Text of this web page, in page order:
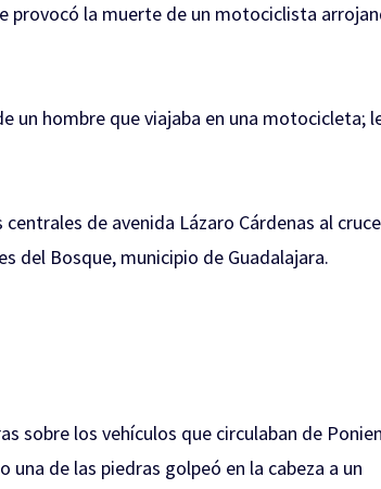
provocó la muerte de un motociclista
un hombre que viajaba en una motocicleta;
de avenida Lázaro Cárdenas al
del Bosque, municipio de Guadalajara.
sobre los vehículos que circulaban de
de las piedras golpeó en la cabeza a un